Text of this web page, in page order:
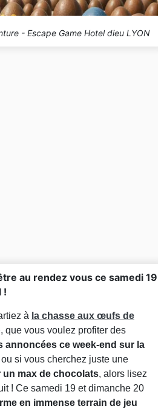
- Escape Game Hotel dieu LYON
au rendez vous ce samedi 19
!
à la chasse aux œufs de
que vous voulez profiter des
annoncées ce week-end sur la
ou si vous cherchez juste une
un max de chocolats, alors lisez
! Ce samedi 19 et dimanche 20
en immense terrain de jeu